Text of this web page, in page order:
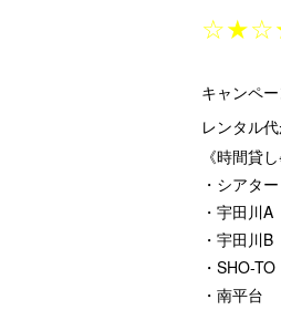
キャンペ
レンタル
《時間貸
・シアタ
・宇田川
・宇田川
・SHO-
・南平